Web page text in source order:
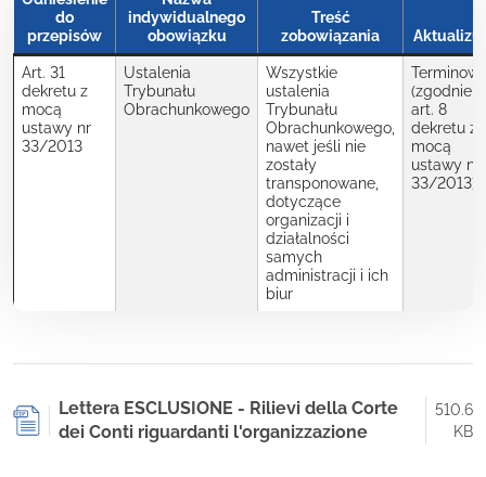
do
przepisów
indywidualnego
obowiązku
Treść
zobowiązania
Aktualizuj
Art. 31
dekretu z
mocą
ustawy nr
33/2013
Ustalenia
Trybunału
Obrachunkowego
Wszystkie
ustalenia
Trybunału
Obrachunkowego,
nawet jeśli nie
zostały
transponowane,
dotyczące
organizacji i
działalności
samych
administracji i ich
biur
(zgodnie z
art. 8
dekretu z
mocą
ustawy nr
33/2013)
Lettera ESCLUSIONE - Rilievi della Corte
dei Conti riguardanti l'organizzazione
510.6
KB